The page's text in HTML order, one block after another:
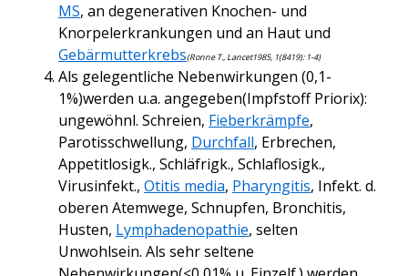
MS, an degenerativen Knochen- und
Knorpelerkrankungen und an Haut und
Gebärmutterkrebs(Ronne T., Lancet1985, 1(8419): 1-4)
Als gelegentliche Nebenwirkungen (0,1-
1%)werden u.a. angegeben(Impfstoff Priorix):
ungewöhnl. Schreien, Fieberkrämpfe,
Parotisschwellung, Durchfall, Erbrechen,
Appetitlosigk., Schläfrigk., Schlaflosigk.,
Virusinfekt., Otitis media, Pharyngitis, Infekt. d.
oberen Atemwege, Schnupfen, Bronchitis,
Husten, Lymphadenopathie, selten
Unwohlsein. Als sehr seltene